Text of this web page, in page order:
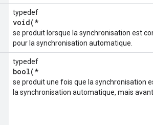
typedef
void(*
se produit lorsque la synchronisation est
pour la synchronisation automatique.
typedef
bool(*
se produit une fois que la synchronisation
la synchronisation automatique, mais